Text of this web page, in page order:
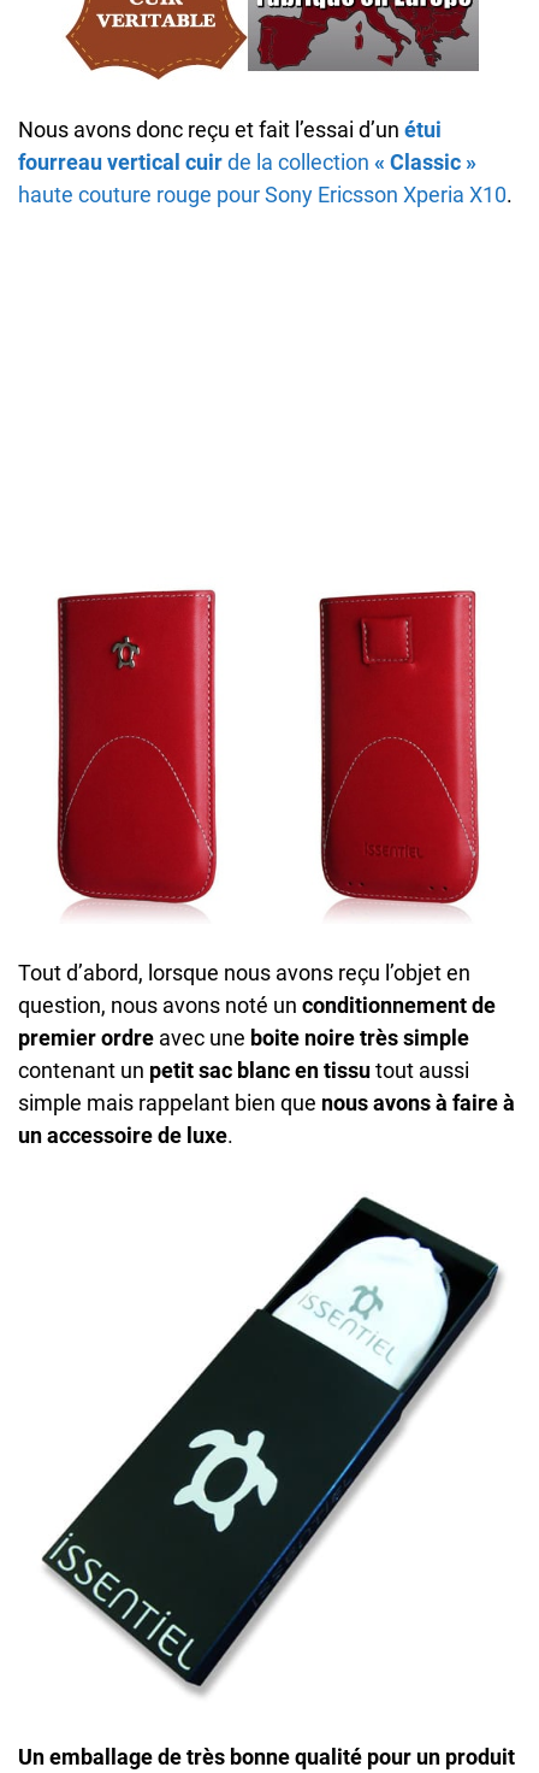
Nous avons donc reçu et fait l’essai d’un étui
fourreau vertical cuirde la collection « Classic »
haute couture rouge pour Sony Ericsson Xperia X10.
Tout d’abord, lorsque nous avons reçu l’objet en
question, nous avons noté un conditionnement de
premier ordre avec une boite noire très simple
contenant un petit sac blanc en tissutout aussi
simple mais rappelant bien que nous avons à faire à
un accessoire de luxe.
Un emballage de très bonne qualité pour un produit